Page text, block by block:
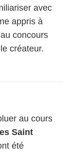
avec
appris à
concours
créateur.
au cours
Saint
été